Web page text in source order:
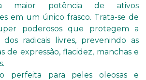
maior potência de ativos
em um único frasco. Trata-se de
poderosos que protegem a
dos radicais livres, prevenindo as
de expressão, flacidez, manchas e
perfeita para peles oleosas e